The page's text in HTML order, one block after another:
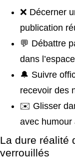
❌ Décerner
publication
💬 Débattre
dans
🔔 Suivre
recevoir des
✉️ Glisser
avec humour
La dure réalité
verrouillés